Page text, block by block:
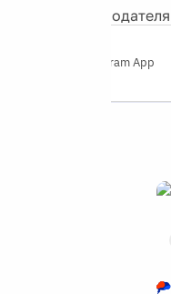
Telegram App